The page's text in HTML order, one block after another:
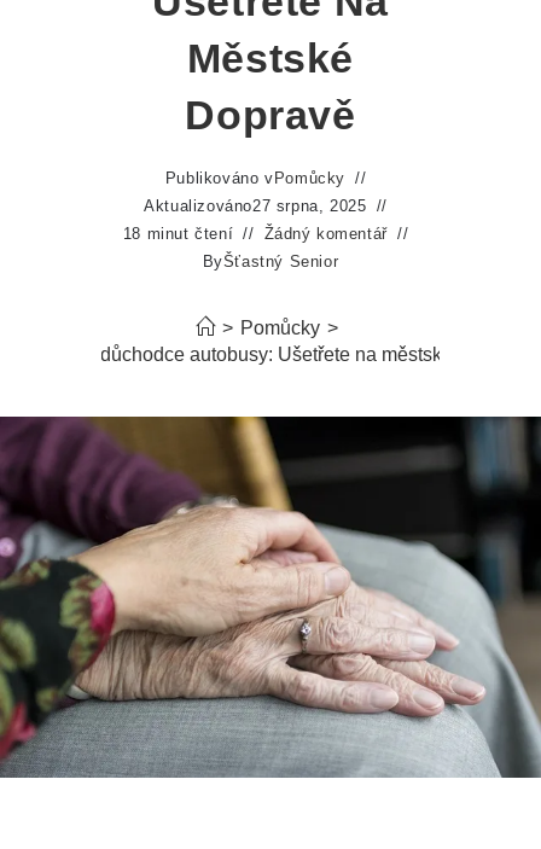
Městské
Dopravě
Publikováno v Pomůcky
Aktualizováno27 srpna, 2025
18 minut čtení
Žádný komentář
ByŠťastný Senior
> Pomůcky >
Slevy pro důchodce autobusy: Ušetřete na městské dopravě